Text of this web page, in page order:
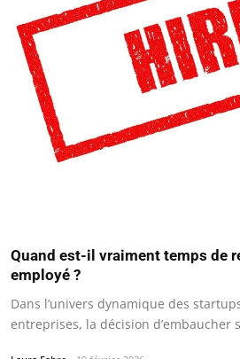
Quand est-il vraiment temps de
employé ?
Dans l’univers dynamique des
entreprises, la décision d’embaucher